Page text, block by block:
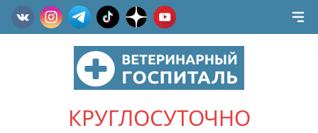
КРУГЛОСУТОЧНО